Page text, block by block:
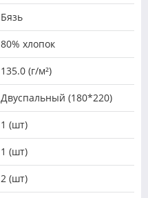
Бязь
80% хлопок
135.0 (г/м²)
Двуспальный (180*220)
1 (шт)
1 (шт)
2 (шт)